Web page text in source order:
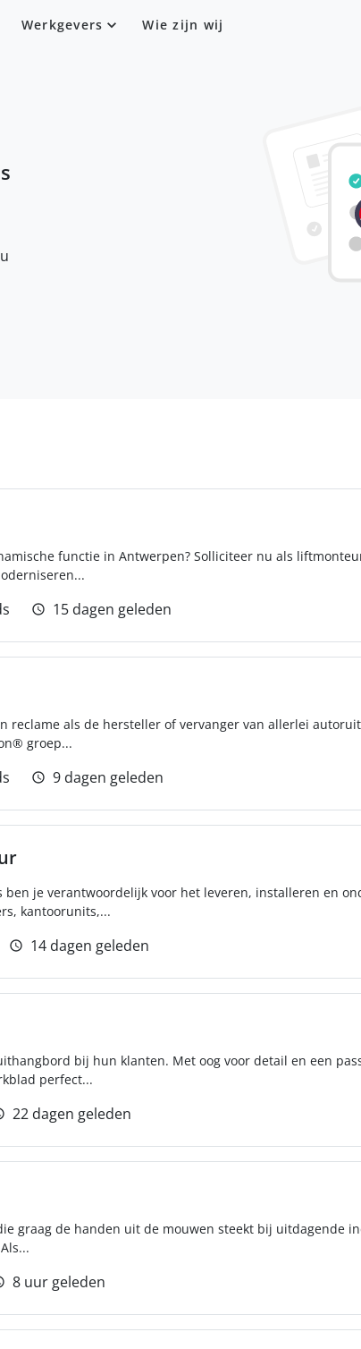
Werkgevers Wie zijn wij
functie in Antwerpen? Solliciteer nu als
15 dagen geleden
reclame als de hersteller of vervanger van allerlei
groep...
9 dagen geleden
je verantwoordelijk voor het leveren, installeren en
kantoorunits,...
14 dagen geleden
bij hun klanten. Met oog voor detail en een
perfect...
22 dagen geleden
graag de handen uit de mouwen steekt bij uitdagende
8 uur geleden